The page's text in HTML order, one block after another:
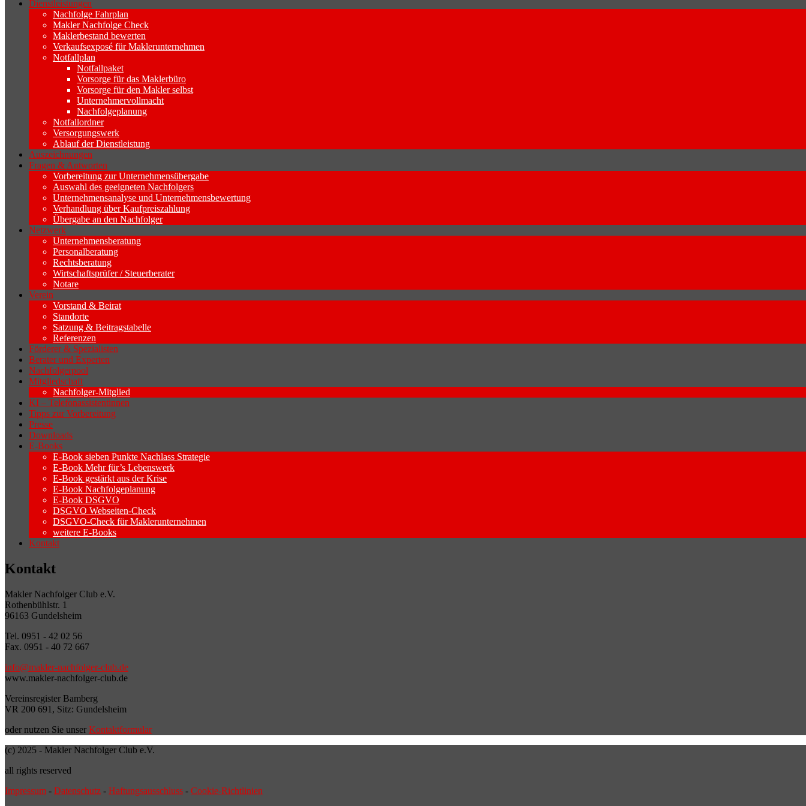
Dienstleistungen
Nachfolge Fahrplan
Makler Nachfolge Check
Maklerbestand bewerten
Verkaufsexposé für Maklerunternehmen
Notfallplan
Notfallpaket
Vorsorge für das Maklerbüro
Vorsorge für den Makler selbst
Unternehmervollmacht
Nachfolgeplanung
Notfallordner
Versorgungswerk
Ablauf der Dienstleistung
Auszeichnungen
Fragen & Antworten
Vorbereitung zur Unternehmensübergabe
Auswahl des geeigneten Nachfolgers
Unternehmensanalyse und Unternehmensbewertung
Verhandlung über Kaufpreiszahlung
Übergabe an den Nachfolger
Netzwerk
Unternehmensberatung
Personalberatung
Rechtsberatung
Wirtschaftsprüfer / Steuerberater
Notare
Verein
Vorstand & Beirat
Standorte
Satzung & Beitragstabelle
Referenzen
Förderer & Spezialisten
Berater und Experten
Nachfolgerpool
Mitgliedschaft
Nachfolger-Mitglied
KI – Telefonassistentinnen
Tipps zur Vorbereitung
Presse
Downloads
E-Books
E-Book sieben Punkte Nachlass Strategie
E-Book Mehr für’s Lebenswerk
E-Book gestärkt aus der Krise
E-Book Nachfolgeplanung
E-Book DSGVO
DSGVO Webseiten-Check
DSGVO-Check für Maklerunternehmen
weitere E-Books
Kontakt
Kontakt
Makler Nachfolger Club e.V.
Rothenbühlstr. 1
96163 Gundelsheim
Tel. 0951 - 42 02 56
Fax. 0951 - 40 72 667
info@makler-nachfolger-club.de
www.makler-nachfolger-club.de
Vereinsregister Bamberg
VR 200 691, Sitz: Gundelsheim
oder nutzen Sie unser Kontaktformular
(c) 2025 - Makler Nachfolger Club e.V.
all rights reserved
Impressum - Datenschutz - Haftungsausschluss - Cookie-Richtlinien